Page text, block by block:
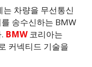
차량을 무선통신
송수신하는 BMW
BMW코리아는
커넥티드 기술을